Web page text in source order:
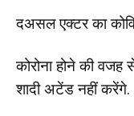
दअसल एक्टर का
कोरोना होने की
शादी अटेंड नहीं करेंगे.